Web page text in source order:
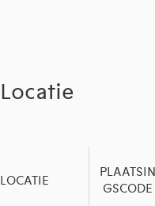
Locatie
LOCATIE
PLAATSIN
GSCODE